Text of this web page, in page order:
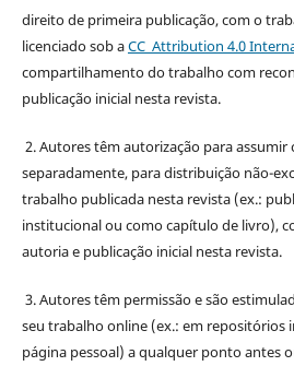
direito de primeira publicação, com o
licenciado sob aCC Attribution 4.0
compartilhamento do trabalho com
publicação inicial nesta revista.
2. Autores têm autorização para
separadamente, para distribuição não-
trabalho publicada nesta revista (ex.:
institucional ou como capítulo de livro),
autoria e publicação inicial nesta revista.
3. Autores têm permissão e são
seu trabalho online (ex.: em repositórios
página pessoal) a qualquer ponto antes